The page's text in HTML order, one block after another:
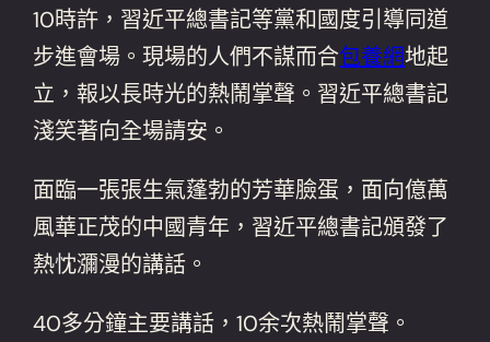
10時許，習近平總書記等黨和國度引導同道
步進會場。現場的人們不謀而合包養網地起
立，報以長時光的熱鬧掌聲。習近平總書記
淺笑著向全場請安。
面臨一張張生氣蓬勃的芳華臉蛋，面向億萬
風華正茂的中國青年，習近平總書記頒發了
熱忱瀰漫的講話。
40多分鐘主要講話，10余次熱鬧掌聲。